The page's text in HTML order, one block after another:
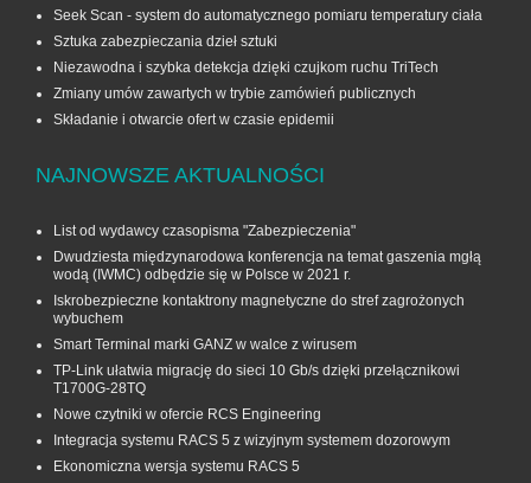
Seek Scan - system do automatycznego pomiaru temperatury ciała
Sztuka zabezpieczania dzieł sztuki
Niezawodna i szybka detekcja dzięki czujkom ruchu TriTech
Zmiany umów zawartych w trybie zamówień publicznych
Składanie i otwarcie ofert w czasie epidemii
NAJNOWSZE AKTUALNOŚCI
List od wydawcy czasopisma "Zabezpieczenia"
Dwudziesta międzynarodowa konferencja na temat gaszenia mgłą
wodą (IWMC) odbędzie się w Polsce w 2021 r.
Iskrobezpieczne kontaktrony magnetyczne do stref zagrożonych
wybuchem
Smart Terminal marki GANZ w walce z wirusem
TP-Link ułatwia migrację do sieci 10 Gb/s dzięki przełącznikowi
T1700G‑28TQ
Nowe czytniki w ofercie RCS Engineering
Integracja systemu RACS 5 z wizyjnym systemem dozorowym
Ekonomiczna wersja systemu RACS 5